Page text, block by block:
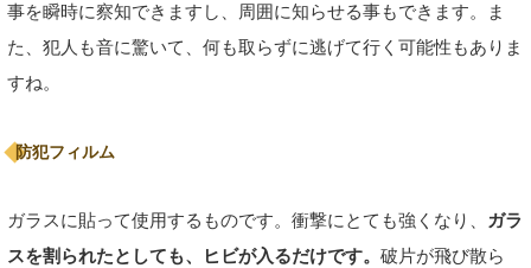
事を瞬時に察知できますし、周囲に知らせる事もできます。ま
た、犯人も音に驚いて、何も取らずに逃げて行く可能性もありま
すね。
防犯フィルム
ガラスに貼って使用するものです。衝撃にとても強くなり、
ガラ
スを割られたとしても、ヒビが入るだけです。 破片が飛び散ら